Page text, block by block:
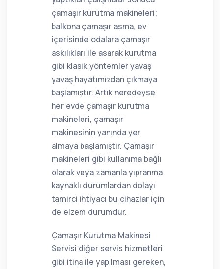
çamaşır kurutma makineleri;
balkona çamaşır asma, ev
içerisinde odalara çamaşır
askılıkları ile asarak kurutma
gibi klasik yöntemler yavaş
yavaş hayatımızdan çıkmaya
başlamıştır. Artık neredeyse
her evde çamaşır kurutma
makineleri, çamaşır
makinesinin yanında yer
almaya başlamıştır. Çamaşır
makineleri gibi kullanıma bağlı
olarak veya zamanla yıpranma
kaynaklı durumlardan dolayı
tamirci ihtiyacı bu cihazlar için
de elzem durumdur.
Çamaşır Kurutma Makinesi
Servisi diğer servis hizmetleri
gibi itina ile yapılması gereken,